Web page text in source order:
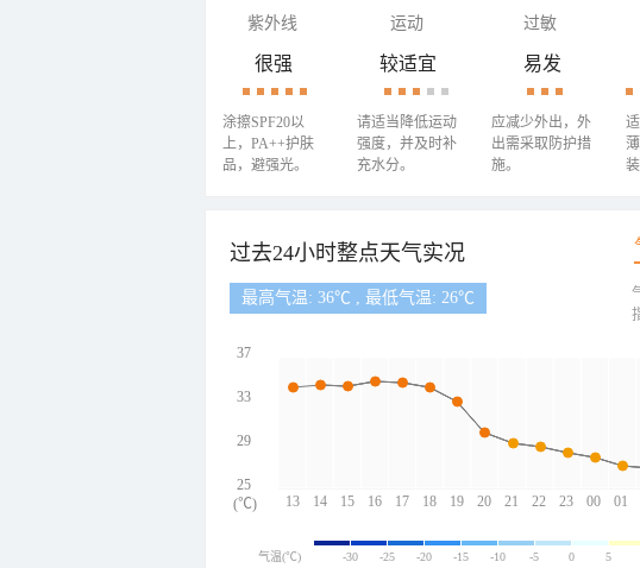
紫外线 运动 过敏
很强
涂擦SPF20以
上，PA++护肤
品，避强光。
较适宜
请适当降低运动
强度，并及时补
充水分。
易发
应减少外出，外
出需采取防护措
施。
装
过去24小时整点天气实况
最高气温: 36℃ , 最低气温: 26℃
13 14 15 16 17 18 19 20 21 22 23 00 01
37
33
29
25
(℃)
气温(℃) -30 -25 -20 -15 -10 -5 0 5